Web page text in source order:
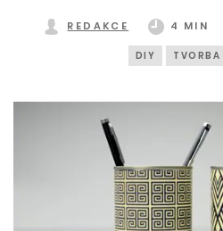
REDAKCE 4 MIN
DIY TVORBA